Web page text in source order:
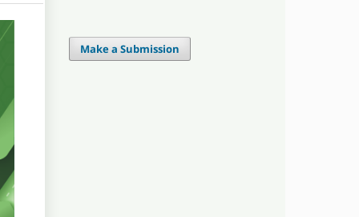
Make a Submission